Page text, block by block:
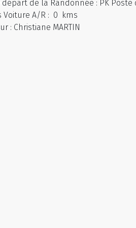
départ de la Randonnée : PK Poste
Voiture A/R : 0 kms
: Christiane MARTIN